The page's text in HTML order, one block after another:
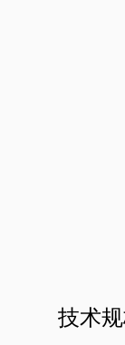
技术